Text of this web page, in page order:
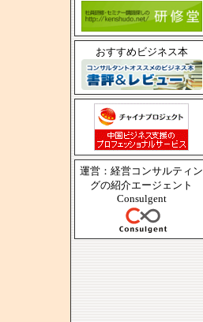
おすすめビジネス本
運営：経営コンサルティン
グの紹介エージェント
Consulgent